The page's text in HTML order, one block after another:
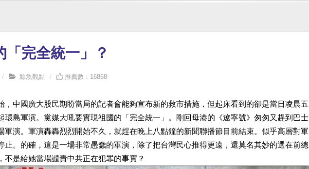
「完全統一」？
鯨魚觀點 推薦數：16868
，中國廣大股民期盼當局的記者會能夠宣布新的救市措施，但起床看到的卻是當日凌晨五
環島軍演。黨媒大吼要實現祖國的「完全統一」。剛回母港的《遼寧號》匆匆又趕到巴士
軍演。軍演轟轟烈烈開始不久，就趕在晚上八點鐘的新聞聯播節目前結束。似乎高層對軍
止。的確，這是一場非常愚蠢的軍演，除了把台灣民心推得更遠，還莫名其妙的選在前總
不是給她當場譴責中共正在犯罪的事實？